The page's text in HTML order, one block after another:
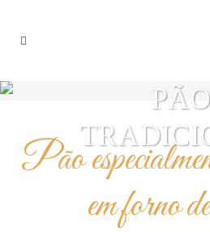
PÃO
Pão
em forno